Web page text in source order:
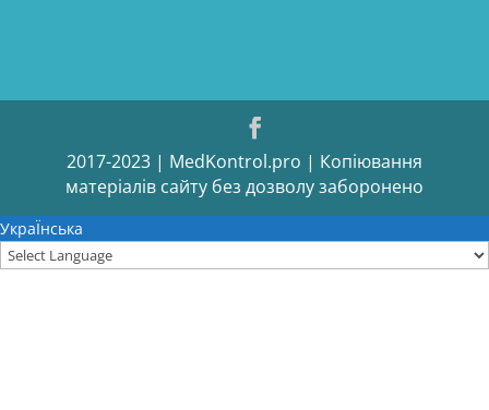
2017-2023 | MedKontrol.pro | Копіювання
матеріалів сайту без дозволу заборонено
УкраЇнська